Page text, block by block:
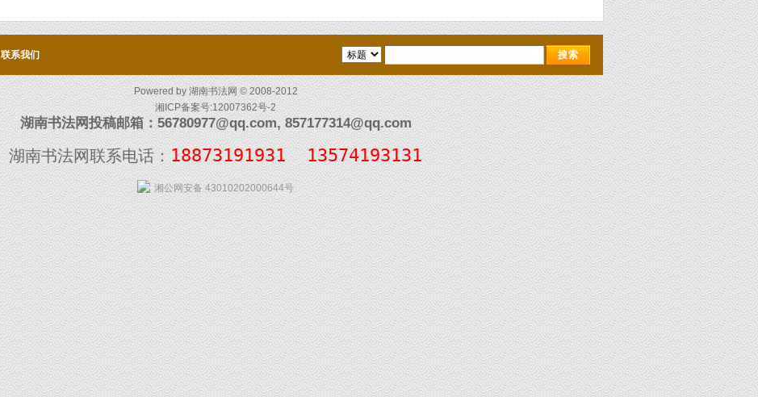
联系我们
Powered by 湖南书法网 © 2008-2012
湘ICP备案号:12007362号-2
湖南书法网投稿邮箱：56780977@qq.com, 857177314@qq.com
湖南书法网联系电话： 18873191931  13574193131
湘公网安备 43010202000644号